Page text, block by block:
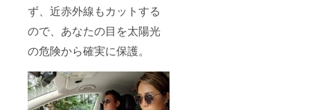
ず、近赤外線もカットする
ので、あなたの目を太陽光
の危険から確実に保護。